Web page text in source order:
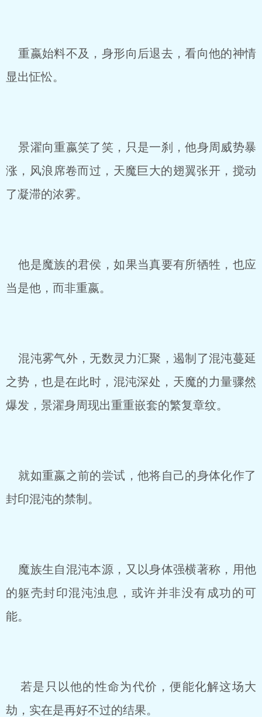
重嬴始料不及，身形向后退去，看向他的神情
显出怔忪。
景濯向重嬴笑了笑，只是一刹，他身周威势暴
涨，风浪席卷而过，天魔巨大的翅翼张开，搅动
了凝滞的浓雾。
他是魔族的君侯，如果当真要有所牺牲，也应
当是他，而非重嬴。
混沌雾气外，无数灵力汇聚，遏制了混沌蔓延
之势，也是在此时，混沌深处，天魔的力量骤然
爆发，景濯身周现出重重嵌套的繁复章纹。
就如重嬴之前的尝试，他将自己的身体化作了
封印混沌的禁制。
魔族生自混沌本源，又以身体强横著称，用他
的躯壳封印混沌浊息，或许并非没有成功的可
能。
若是只以他的性命为代价，便能化解这场大
劫，实在是再好不过的结果。